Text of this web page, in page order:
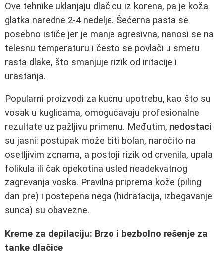
Ove tehnike uklanjaju dlačicu iz korena, pa je koža
glatka naredne 2-4 nedelje. Šećerna pasta se
posebno ističe jer je manje agresivna, nanosi se na
telesnu temperaturu i često se povlači u smeru
rasta dlake, što smanjuje rizik od iritacije i
urastanja.
Popularni proizvodi za kućnu upotrebu, kao što su
vosak u kuglicama, omogućavaju profesionalne
rezultate uz pažljivu primenu. Međutim, nedostaci
su jasni: postupak može biti bolan, naročito na
osetljivim zonama, a postoji rizik od crvenila, upala
folikula ili čak opekotina usled neadekvatnog
zagrevanja voska. Pravilna priprema kože (piling
dan pre) i postepena negа (hidratacija, izbegavanje
sunca) su obavezne.
Kreme za depilaciju: Brzo i bezbolno rešenje za
tanke dlačice